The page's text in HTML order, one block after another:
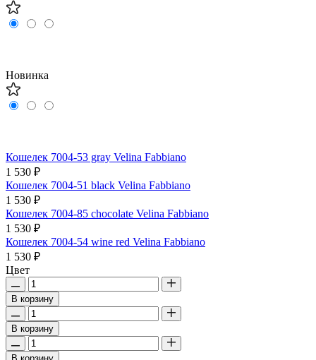
Новинка
Кошелек 7004-53 gray Velina Fabbiano
1 530 ₽
Кошелек 7004-51 black Velina Fabbiano
1 530 ₽
Кошелек 7004-85 chocolate Velina Fabbiano
1 530 ₽
Кошелек 7004-54 wine red Velina Fabbiano
1 530 ₽
Цвет
В корзину
В корзину